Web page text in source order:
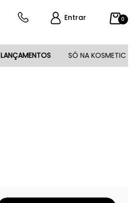
Entrar 0
LANÇAMENTOS SÓ NA KOSMETIC